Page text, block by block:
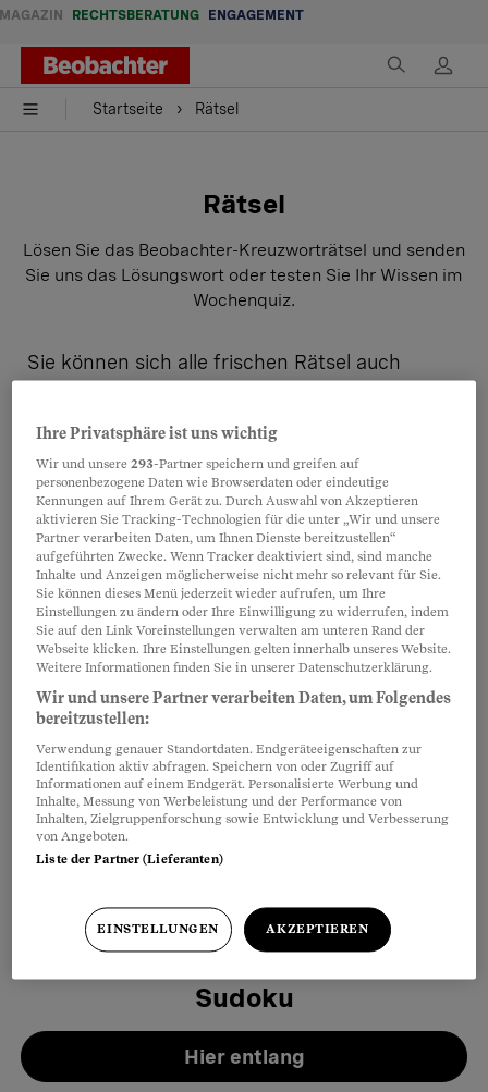
MAGAZIN RECHTSBERATUNG ENGAGEMENT
Startseite Rätsel
Rätsel
Lösen Sie das Beobachter-Kreuzworträtsel und senden
Sie uns das Lösungswort oder testen Sie Ihr Wissen im
Wochenquiz.
Sie können sich alle frischen Rätsel auch
lassen:
Name*
E-Mail-Adresse*
Anmelden
Wenn Sie diesen Newsletter abonnieren,
erklären Sie sich mit unserenRichtlinien zum
Datenschutzeinverstanden.
Kreuzworträtsel
Hier entlang
Sudoku
Hier entlang
Ihre Privatsphäre ist uns wichtig
Wir und unsere293-Partner speichern und greifen auf
personenbezogene Daten wie Browserdaten oder eindeutige
Kennungen auf Ihrem Gerät zu. Durch Auswahl von Akzeptieren
aktivieren Sie Tracking-Technologien für die unter „Wir und unsere
Partner verarbeiten Daten, um Ihnen Dienste bereitzustellen“
aufgeführten Zwecke. Wenn Tracker deaktiviert sind, sind manche
Inhalte und Anzeigen möglicherweise nicht mehr so relevant für Sie.
Sie können dieses Menü jederzeit wieder aufrufen, um Ihre
Einstellungen zu ändern oder Ihre Einwilligung zu widerrufen, indem
Sie auf den Link Voreinstellungen verwalten am unteren Rand der
Webseite klicken. Ihre Einstellungen gelten innerhalb unseres Website.
Weitere Informationen finden Sie in unserer Datenschutzerklärung.
Wir und unsere Partner verarbeiten Daten, um Folgendes
bereitzustellen:
Verwendung genauer Standortdaten. Endgeräteeigenschaften zur
Identifikation aktiv abfragen. Speichern von oder Zugriff auf
Informationen auf einem Endgerät. Personalisierte Werbung und
Inhalte, Messung von Werbeleistung und der Performance von
Inhalten, Zielgruppenforschung sowie Entwicklung und Verbesserung
von Angeboten.
Liste der Partner (Lieferanten)
EINSTELLUNGEN AKZEPTIEREN